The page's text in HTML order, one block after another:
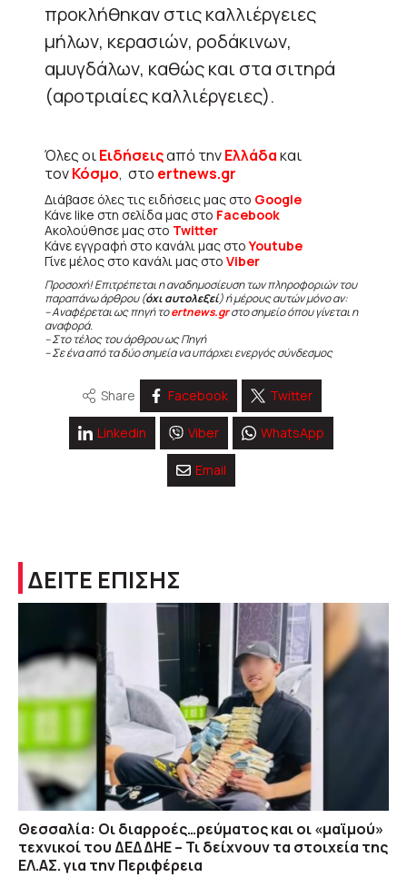
προκλήθηκαν στις καλλιέργειες
μήλων, κερασιών, ροδάκινων,
αμυγδάλων, καθώς και στα σιτηρά
(αροτριαίες καλλιέργειες).
Όλες οιΕιδήσειςαπό τηνΕλλάδακαι
τονΚόσμο, στο ertnews.gr
Διάβασε όλες τις ειδήσεις μας στο Google
Κάνε like στη σελίδα μας στο Facebook
Ακολούθησε μας στο Twitter
Κάνε εγγραφή στο κανάλι μας στοYoutube
Γίνε μέλος στο κανάλι μας στο Viber
Προσοχή! Επιτρέπεται η αναδημοσίευση των πληροφοριών του
παραπάνω άρθρου (όχι αυτολεξεί) ή μέρους αυτών μόνο αν:
– Αναφέρεται ως πηγή τοertnews.grστο σημείο όπου γίνεται η
αναφορά.
– Στο τέλος του άρθρου ως Πηγή
– Σε ένα από τα δύο σημεία να υπάρχει ενεργός σύνδεσμος
Share Facebook Twitter
Linkedin Viber WhatsApp
Email
ΔΕΙΤΕ ΕΠΙΣΗΣ
Θεσσαλία: Οι διαρροές…ρεύματος και οι «μαϊμού»
τεχνικοί του ΔΕΔΔΗΕ – Τι δείχνουν τα στοιχεία της
ΕΛ.ΑΣ. για την Περιφέρεια